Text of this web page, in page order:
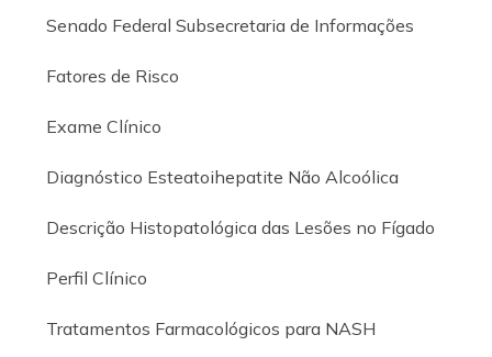
Senado Federal Subsecretaria de Informações
Fatores de Risco
Exame Clínico
Diagnóstico Esteatoihepatite Não Alcoólica
Descrição Histopatológica das Lesões no Fígado
Perfil Clínico
Tratamentos Farmacológicos para NASH